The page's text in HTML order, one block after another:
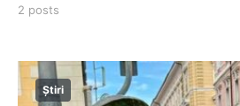
2 posts
Știri